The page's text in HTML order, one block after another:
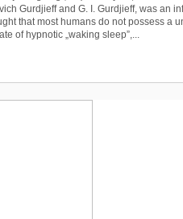
Gurdjieff and G. I. Gurdjieff, was an
that most humans do not possess a
of hypnotic „waking sleep”,...